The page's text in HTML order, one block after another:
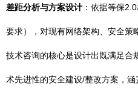
差距分析与方案设计 ：依据等保
要求），对现有网络架构、安全策
技术咨询的核心是设计出既满足合
术先进性的安全建设/整改方案，